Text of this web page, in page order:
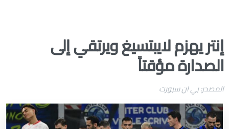
إنتر يهزم لايبتسيغ ويرتقي إلى
الصدارة مؤقتاً
المصدر: بي ان سبورت